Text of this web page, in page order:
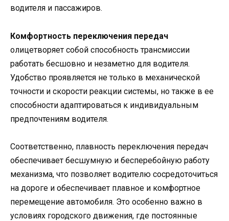
водителя и пассажиров.
Комфортность переключения передач
олицетворяет собой способность трансмиссии
работать бесшовно и незаметно для водителя.
Удобство проявляется не только в механической
точности и скорости реакции системы, но также в ее
способности адаптироваться к индивидуальным
предпочтениям водителя.
Соответственно, плавность переключения передач
обеспечивает бесшумную и бесперебойную работу
механизма, что позволяет водителю сосредоточиться
на дороге и обеспечивает плавное и комфортное
перемещение автомобиля. Это особенно важно в
условиях городского движения, где постоянные